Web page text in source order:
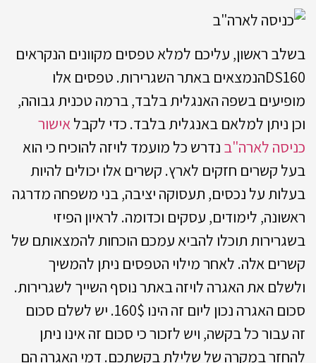
בשלב ראשון, עליכם למלא טפסים מקוונים הנקראים
DS160הנמצאים באתר השגרירות. טפסים אלו
מופיעים בשפה האנגלית בלבד, ברמה טכנית גבוהה,
וכן ניתן למלאם באנגלית בלבד. כדי לקבלאישור
כניסה לארה"ב נדרש כל מועמד לויזה להוכיח כי הוא
בעל קשרים חזקים לארץ. קשרים אלו יכולים להיות
בעלות על נכסים, תעסוקה יציבה, בני משפחה מדרגה
ראשונה, לימודים, עסקים וכדומה. לראיון הפיזי
בשגרירות תוכלו להביא עמכם הוכחות להמצאותם של
קשרים אלה. לאחר מילוי הטפסים ניתן להמשיך
ולשלם את האגרה לויזה באתר נוסף השייך לשגרירות.
סכום האגרה נכון ליום זה הינו 160$. יש לשלם סכום
זה עבור כל בקשה, ויש לזכור כי סכום זה אינו ניתן
להחזר במקרה של שלילת בקשתכם. דמי האגרה הם